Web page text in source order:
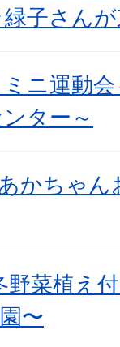
子さん
ニ運動
ター～
かちゃ
菜植え
〜